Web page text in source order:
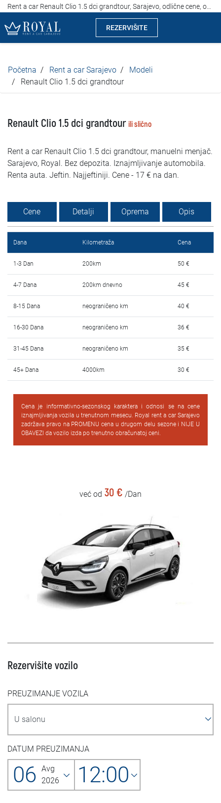
REZERVIŠITE
Kompanija
Lokacije
Iznajmljivanje vozila
Cijene
Uslovi najma
Najčešća pitanja
Blog
Kontakt
EN
Početna Rent a car Sarajevo
Modeli
Renault Clio 1.5 dci grandtour
Renault Clio 1.5 dci grandtour ili slično
Rent a car Renault Clio 1.5 dci grandtour, manuelni menjač.
Sarajevo, Royal. Bez depozita. Iznajmljivanje automobila.
Renta auta. Jeftin. Najjeftiniji. Cene - 17 € na dan.
Cene Detalji Oprema Opis
Dana Kilometraža Cena
1-3 Dan 200km 50 €
4-7 Dana 200km dnevno 45 €
8-15 Dana neograničeno km 40 €
16-30 Dana neograničeno km 36 €
31-45 Dana neograničeno km 35 €
45+ Dana 4000km 30 €
Cena je informativno-sezonskog karaktera i odnosi se na cene
iznajmljivanja vozila u trenutnom mesecu. Royal rent a car Sarajevo
zadržava pravo na PROMENU cena u drugom delu sezone i NIJE U
OBAVEZI da vozilo izda po trenutno obračunatoj ceni.
već od 30 € /Dan
Rezervišite vozilo
PREUZIMANJE VOZILA
DATUM PREUZIMANJA
06 Avg
2026
12:00